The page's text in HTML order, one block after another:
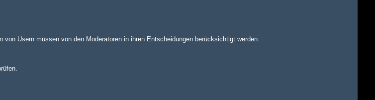
Usern müssen von den Moderatoren in ihren Entscheidungen berücksichtigt werden.